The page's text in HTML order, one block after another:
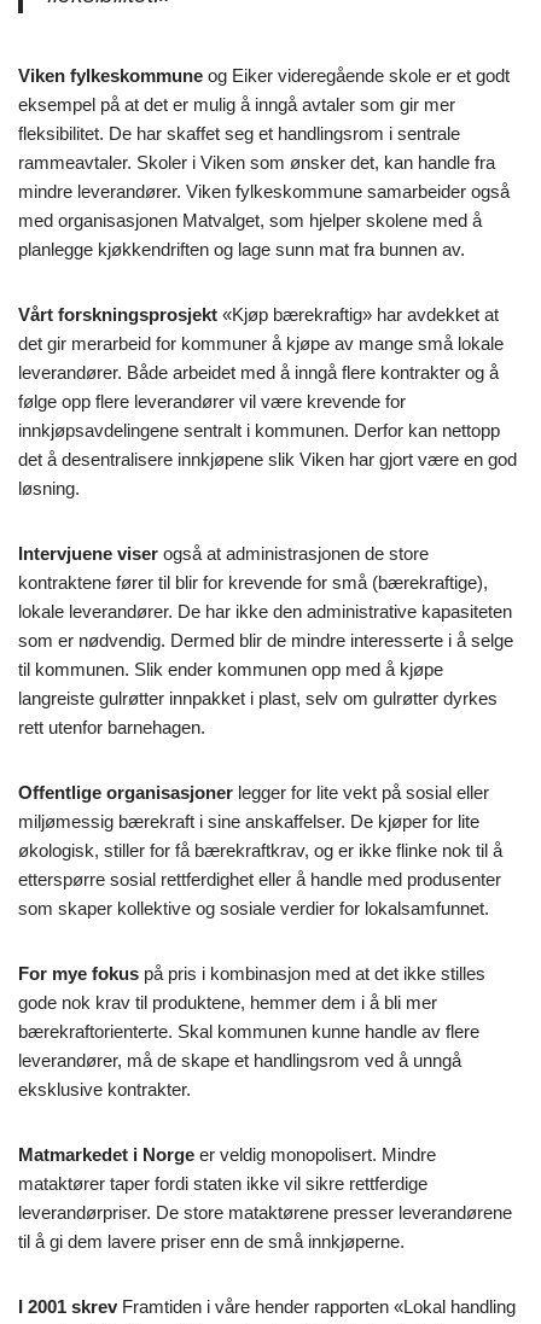
Viken fylkeskommune og Eiker videregående skole er et godt
eksempel på at det er mulig å inngå avtaler som gir mer
fleksibilitet. De har skaffet seg et handlingsrom i sentrale
rammeavtaler. Skoler i Viken som ønsker det, kan handle fra
mindre leverandører. Viken fylkeskommune samarbeider også
med organisasjonen Matvalget, som hjelper skolene med å
planlegge kjøkkendriften og lage sunn mat fra bunnen av.
Vårt forskningsprosjekt «Kjøp bærekraftig» har avdekket at
det gir merarbeid for kommuner å kjøpe av mange små lokale
leverandører. Både arbeidet med å inngå flere kontrakter og å
følge opp flere leverandører vil være krevende for
innkjøpsavdelingene sentralt i kommunen. Derfor kan nettopp
det å desentralisere innkjøpene slik Viken har gjort være en god
løsning.
Intervjuene viser også at administrasjonen de store
kontraktene fører til blir for krevende for små (bærekraftige),
lokale leverandører. De har ikke den administrative kapasiteten
som er nødvendig. Dermed blir de mindre interesserte i å selge
til kommunen. Slik ender kommunen opp med å kjøpe
langreiste gulrøtter innpakket i plast, selv om gulrøtter dyrkes
rett utenfor barnehagen.
Offentlige organisasjoner legger for lite vekt på sosial eller
miljømessig bærekraft i sine anskaffelser. De kjøper for lite
økologisk, stiller for få bærekraftkrav, og er ikke flinke nok til å
etterspørre sosial rettferdighet eller å handle med produsenter
som skaper kollektive og sosiale verdier for lokalsamfunnet.
For mye fokus på pris i kombinasjon med at det ikke stilles
gode nok krav til produktene, hemmer dem i å bli mer
bærekraftorienterte. Skal kommunen kunne handle av flere
leverandører, må de skape et handlingsrom ved å unngå
eksklusive kontrakter.
Matmarkedet i Norge er veldig monopolisert. Mindre
mataktører taper fordi staten ikke vil sikre rettferdige
leverandørpriser. De store mataktørene presser leverandørene
til å gi dem lavere priser enn de små innkjøperne.
I 2001 skrev Framtiden i våre hender rapporten «Lokal handling